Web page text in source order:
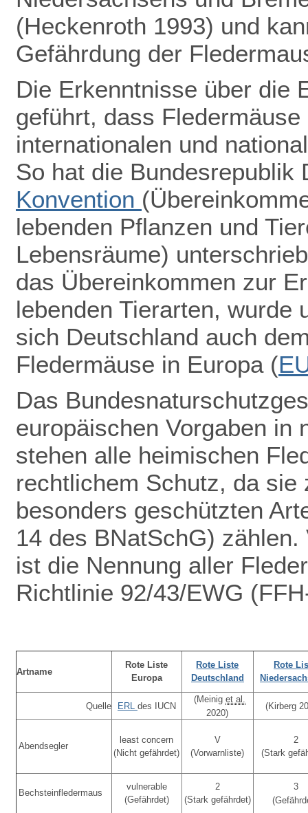
(Heckenroth 1993) und
Gefährdung der
Die Erkenntnisse über die
geführt, dass
internationalen und
So hat die
Konvention
lebenden Pflanzen und
Lebensräume)
das Übereinkommen zur
lebenden Tierarten, wurde
sich Deutschland auch
Fledermäuse in Europa (
Das
europäischen Vorgaben in
stehen alle heimischen
rechtlichem Schutz, da sie
besonders geschützten
14 des BNatSchG)
ist die Nennung aller
Richtlinie 92/43/EWG
Artname
Rote Liste
Europa
Rote Liste
Deutschland
Rote
Quelle ERL des IUCN
(Meinig et al.
2020)
(Kirberg
Abendsegler
least concern
(Nicht gefährdet)
V
(Vorwarnliste)
2
(Stark
Bechsteinfledermaus
vulnerable
(Gefährdet)
2
(Stark gefährdet)
3